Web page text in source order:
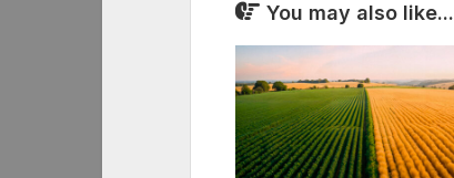
You may also like...